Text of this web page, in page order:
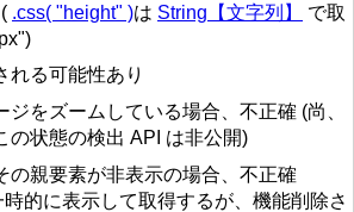
さ(内容) 取得・設定】
素の高さ(内側) 取得・設定】
素の幅(内側) 取得・設定】 1.2.6 /
素の高さ(外側) 取得・設定】
素の幅(外側) 取得・設定】
(内容) 取得・設定】 1.0 / 1.4.1
.css( "height" )は String【文字列】
で取
れる可能性あり
ジをズームしている場合、不正確 (尚、
の状態の検出 API は非公開)
の親要素が非表示の場合、不正確
時的に表示して取得するが、機能削除さ